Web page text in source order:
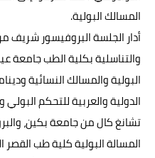
المسالك البولية.
أدار الجلسة البروفيسور شريف
والتناسلية بكلية الطب
البولية والمسالك النسائية
الدولية والعربية للتحكم
تشانغ كال من جامعة بكين،
المسالة البولية كلية طب